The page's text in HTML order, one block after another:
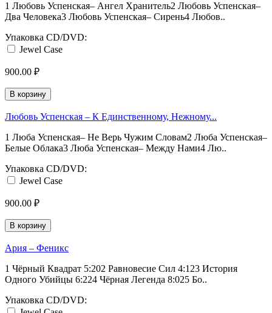
1 Любовь Успенская– Ангел Хранитель2 Любовь Успенская–
Два Человека3 Любовь Успенская– Сирень4 Любов..
Упаковка CD/DVD:
Jewel Case
900.00 ₽
В корзину
Любовь Успенская – К Единственному, Нежному...
1 Люба Успенская– Не Верь Чужим Словам2 Люба Успенская–
Белые Облака3 Люба Успенская– Между Нами4 Лю..
Упаковка CD/DVD:
Jewel Case
900.00 ₽
В корзину
Ария – Феникс
1 Чёрный Квадрат 5:202 Равновесие Сил 4:123 История
Одного Убийцы 6:224 Чёрная Легенда 8:025 Бо..
Упаковка CD/DVD: